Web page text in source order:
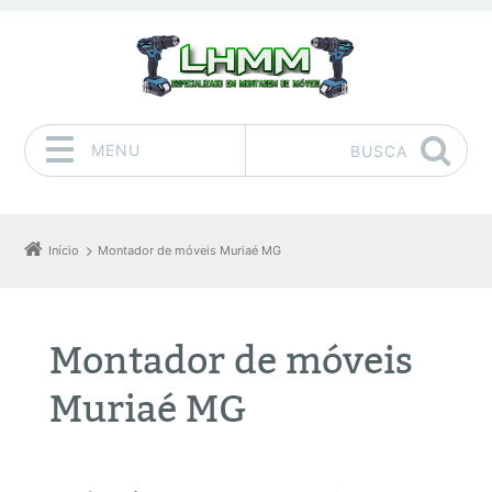
MENU BUSCA
Início Montador de móveis Muriaé MG
Montador de móveis
Muriaé MG